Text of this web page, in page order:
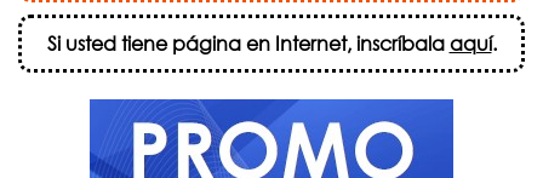
Si usted tiene página en Internet, inscríbalaaquí.